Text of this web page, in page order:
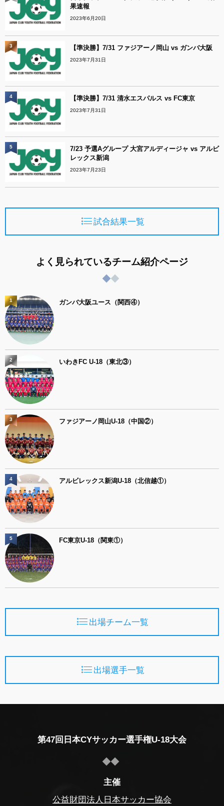
果速報
2023年6月20日
【準決勝】7/31 ファジアーノ岡山 vs ガンバ大阪
2023年7月31日
3
【準決勝】7/31 清水エスパルス vs FC東京
2023年7月31日
4
7/23 予選Aグループ 大宮アルディージャ vs アルビ
レックス新潟
2023年7月23日
5
試合結果一覧
よく見られているチーム紹介ページ
ガンバ大阪ユース（関西④）
1
いわきFC U-18（東北③）
2
ファジアーノ岡山U-18（中国②）
3
アルビレックス新潟U-18（北信越①）
4
FC東京U-18（関東①）
5
出場チーム一覧
出場選手一覧
第47回日本CYサッカー選手権U-18大会
主催
公益財団法人日本サッカー協会